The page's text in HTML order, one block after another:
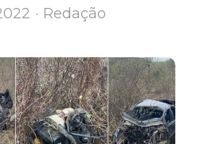
Author
Redação